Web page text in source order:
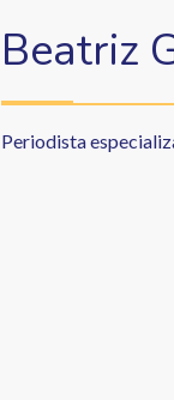
Beatriz
Periodista